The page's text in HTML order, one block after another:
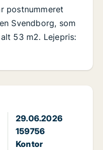
29.06.2026
159756
Kontor
postnummeret
Svendborg, som
53 m2. Lejepris: